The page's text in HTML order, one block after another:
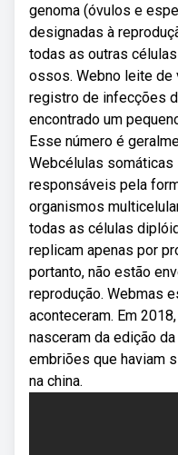
genoma (óvulos e
designadas à
todas as outras
ossos. Webno leite de
registro de infecções
encontrado um
Esse número é
Webcélulas
responsáveis pela
organismos
todas as células
replicam apenas por
portanto, não estão
reprodução. Webmas
aconteceram. Em
nasceram da edição
embriões que haviam
na china.